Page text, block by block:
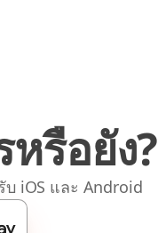
รือยัง?
iOS และ Android